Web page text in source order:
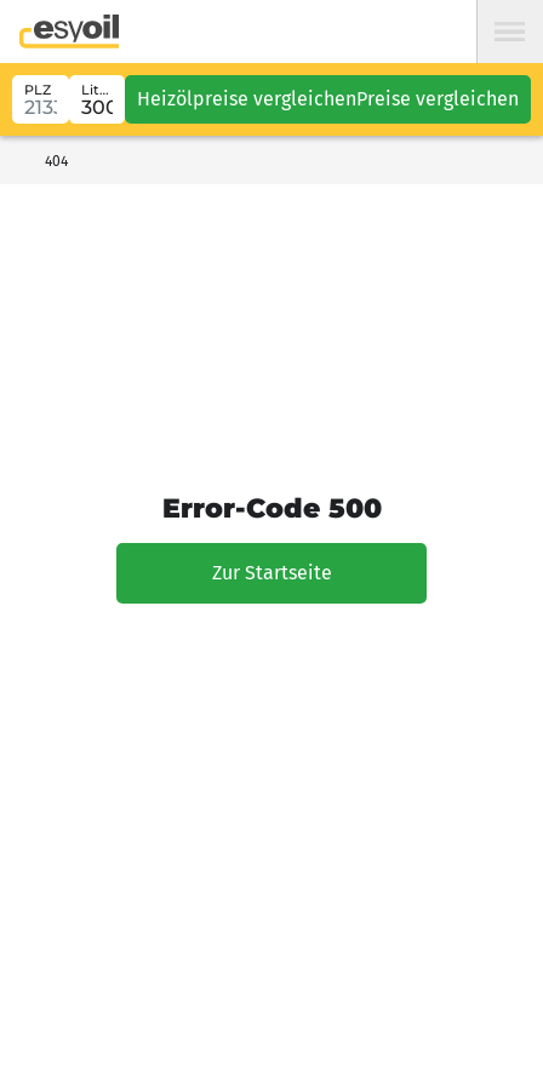
PLZ Liter Heizölpreise vergleichenPreise vergleichen
404
Error-Code 500
Zur Startseite